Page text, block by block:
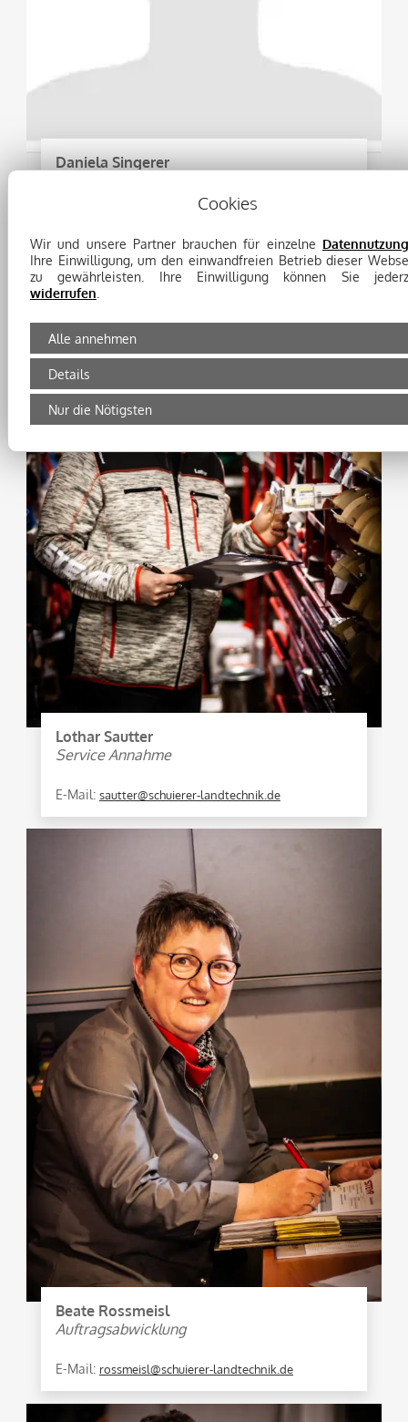
Daniela Singerer
Lothar Sautter
Service Annahme
E-Mail: sautter@schuierer-landtechnik.de
Beate Rossmeisl
Auftragsabwicklung
E-Mail: rossmeisl@schuierer-landtechnik.de
Cookies
Wir und unsere Partner brauchen für einzelne
Ihre Einwilligung, um den einwandfreien Betrieb dieser
zu gewährleisten. Ihre Einwilligung können Sie
widerrufen
Alle annehmen
Details
Nur die Nötigsten